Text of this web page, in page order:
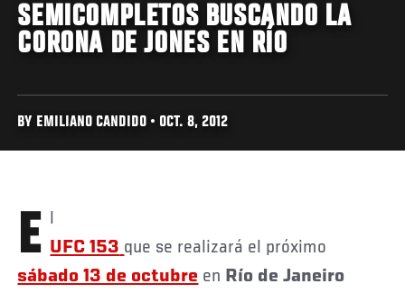
SEMICOMPLETOS BUSCANDO LA
CORONA DE JONES EN RÍO
BY EMILIANO CANDIDO • OCT. 8, 2012
El
UFC 153 que se realizará el próximo
sábado 13 de octubre en Río de Janeiro